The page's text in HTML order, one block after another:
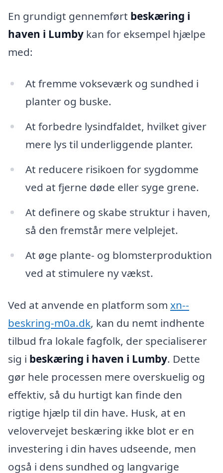
En grundigt gennemført beskæring i
haven i Lumby kan for eksempel hjælpe
med:
At fremme vokseværk og sundhed i
planter og buske.
At forbedre lysindfaldet, hvilket giver
mere lys til underliggende planter.
At reducere risikoen for sygdomme
ved at fjerne døde eller syge grene.
At definere og skabe struktur i haven,
så den fremstår mere velplejet.
At øge plante- og blomsterproduktion
ved at stimulere ny vækst.
Ved at anvende en platform som xn--
beskring-m0a.dk, kan du nemt indhente
tilbud fra lokale fagfolk, der specialiserer
sig i beskæring i haven i Lumby. Dette
gør hele processen mere overskuelig og
effektiv, så du hurtigt kan finde den
rigtige hjælp til din have. Husk, at en
velovervejet beskæring ikke blot er en
investering i din haves udseende, men
også i dens sundhed og langvarige